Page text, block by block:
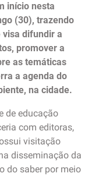
início nesta
(30), trazendo
visa difundir a
promover a
as temáticas
a agenda do
na cidade.
de educação
com editoras,
visitação
disseminação da
do saber por meio